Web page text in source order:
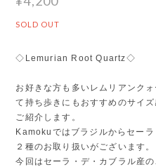
SOLD OUT
◇Lemurian Root Quartz◇
お好きな方も多いレムリアンク
て持ち歩きにもおすすめのサイ
ご紹介します。
Kamokuではブラジルからセー
２種のお取り扱いがございます。
今回はセーラ・デ・カブラル産の